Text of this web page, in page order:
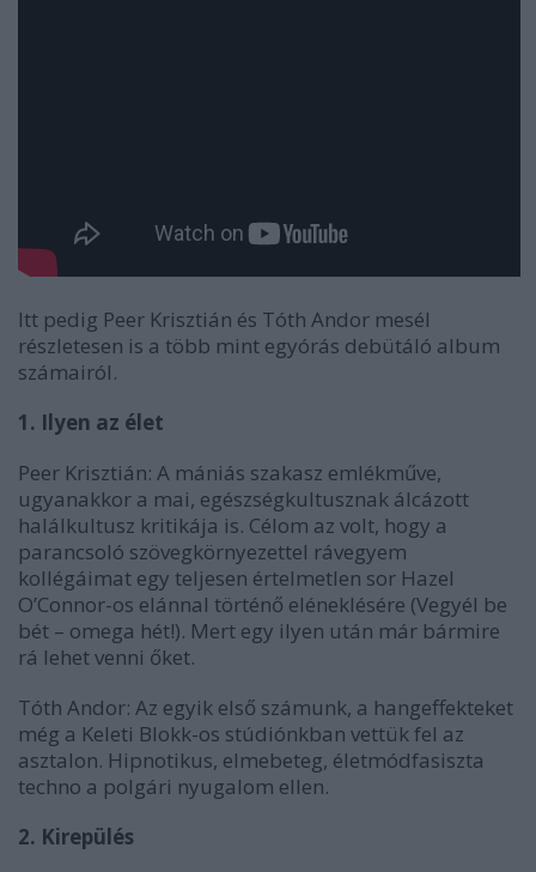
Itt pedig Peer Krisztián és Tóth Andor mesél
részletesen is a több mint egyórás debütáló album
számairól.
1. Ilyen az élet
Peer Krisztián: A mániás szakasz emlékműve,
ugyanakkor a mai, egészségkultusznak álcázott
halálkultusz kritikája is. Célom az volt, hogy a
parancsoló szövegkörnyezettel rávegyem
kollégáimat egy teljesen értelmetlen sor Hazel
O’Connor-os elánnal történő eléneklésére (Vegyél be
bét – omega hét!). Mert egy ilyen után már bármire
rá lehet venni őket.
Tóth Andor: Az egyik első számunk, a hangeffekteket
még a Keleti Blokk-os stúdiónkban vettük fel az
asztalon. Hipnotikus, elmebeteg, életmódfasiszta
techno a polgári nyugalom ellen.
2. Kirepülés